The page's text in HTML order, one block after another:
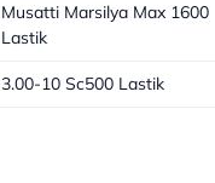
Musatti Marsilya Max 1600
Lastik
3.00-10 Sc500 Lastik